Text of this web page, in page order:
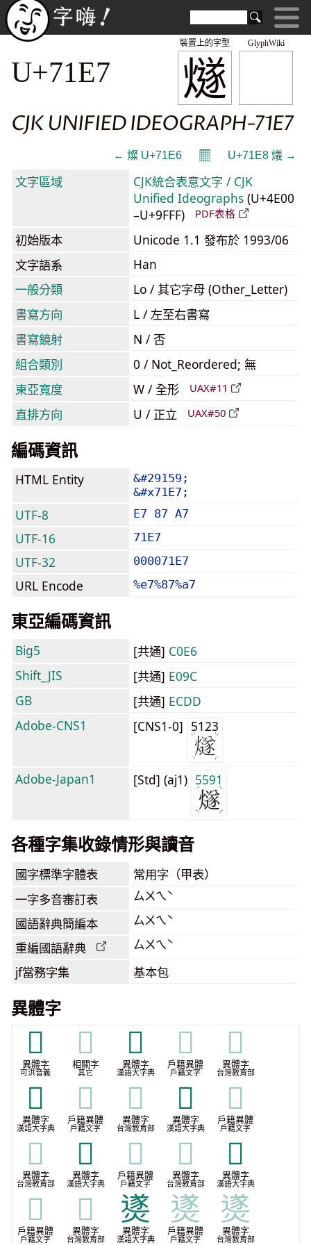
GlyphWiki
燧
裝置上的字型
U+71E7
CJK UNIFIED IDEOGRAPH-71E7
← 燦 U+71E6 𝄜 U+71E8 燨 →
文字區域
CJK統合表意文字 / CJK
Unified Ideographs (U+4E00
–U+9FFF)
PDF表格
初始版本
Unicode 1.1 發布於 1993/06
文字語系
Han
一般分類
Lo / 其它字母 (Other_Letter)
書寫方向
L / 左至右書寫
書寫鏡射
N / 否
組合類別
0 / Not_Reordered; 無
東亞寬度
W / 全形 UAX#11
直排方向 U / 正立 UAX#50
編碼資訊
HTML Entity
&#29159;
&#x71E7;
UTF-8 E7 87 A7
UTF-16 71E7
UTF-32 000071E7
URL Encode %e7%87%a7
東亞編碼資訊
Big5 [共通] C0E6
Shift_JIS
[共通] E09C
GB
[共通] ECDD
Adobe-CNS1
[CNS1-0] 5123
Adobe-Japan1 [Std] (aj1) 5591
各種字集收錄情形與讀音
國字標準字體表 常用字（甲表）
一字多音審訂表 ㄙㄨㄟˋ
國語辭典簡編本 ㄙㄨㄟˋ
重編國語辭典 ㄙㄨㄟˋ
jf當務字集 基本包
異體字
𢷊
異體字
可洪音義
𢷊
相關字
其它
𤎩
異體字
漢語大字典
𤎩
戶籍異體
戶籍文字
𤎩
異體字
台灣教育部
𤑾
異體字
漢語大字典
𤑾
戶籍異體
戶籍文字
𤑾
異體字
台灣教育部
𤒮
異體字
漢語大字典
𤒮
戶籍異體
戶籍文字
𤒮
異體字
台灣教育部
𤓫
異體字
漢語大字典
𤓫
戶籍異體
戶籍文字
𤓫
異體字
台灣教育部
𨽵
異體字
漢語大字典
𨽵
戶籍異體
戶籍文字
𨽵
異體字
台灣教育部
㸂
異體字
漢語大字典
㸂
戶籍異體
戶籍文字
㸂
異體字
台灣教育部